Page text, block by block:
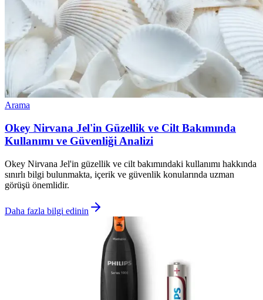
Arama
Okey Nirvana Jel'in Güzellik ve Cilt Bakımında
Kullanımı ve Güvenliği Analizi
Okey Nirvana Jel'in güzellik ve cilt bakımındaki kullanımı hakkında
sınırlı bilgi bulunmakta, içerik ve güvenlik konularında uzman
görüşü önemlidir.
Daha fazla bilgi edinin